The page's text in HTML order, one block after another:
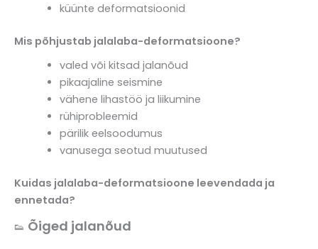
küünte deformatsioonid
Mis põhjustab jalalaba-deformatsioone?
valed või kitsad jalanõud
pikaajaline seismine
vähene lihastöö ja liikumine
rühiprobleemid
pärilik eelsoodumus
vanusega seotud muutused
Kuidas jalalaba-deformatsioone leevendada ja
ennetada?
👟 Õiged jalanõud